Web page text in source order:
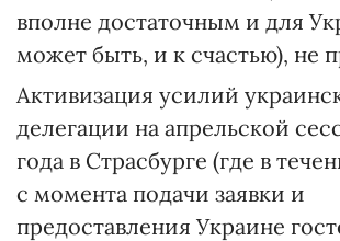
вполне достаточным и для
может быть, и к счастью), не
Активизация усилий
делегации на апрельской
года в Страсбурге (где в
с момента подачи заявки и
предоставления Украине